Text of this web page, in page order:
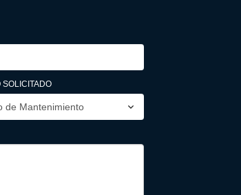
SOLICITADO